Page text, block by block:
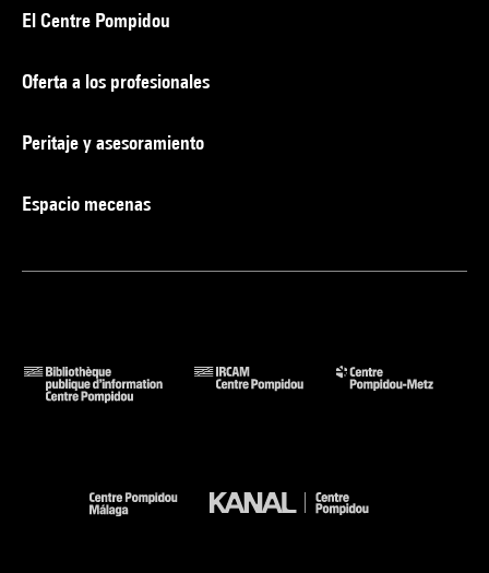
El Centre Pompidou
Oferta a los profesionales
Peritaje y asesoramiento
Espacio mecenas